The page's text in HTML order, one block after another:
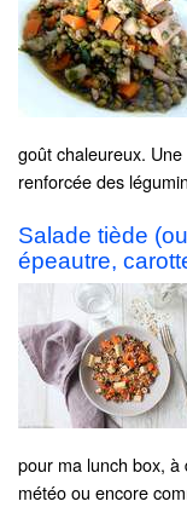
goût chaleureux.
renforcée des
Salade tiède
épeautre,
pour ma lunch box,
météo ou encore